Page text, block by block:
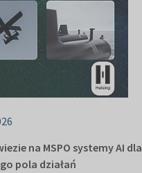
na MSPO systemy AI dla
pola działań